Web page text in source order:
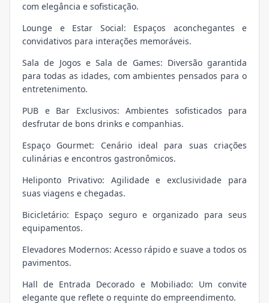
com elegância e sofisticação.
Lounge e Estar Social: Espaços aconchegantes e
convidativos para interações memoráveis.
Sala de Jogos e Sala de Games: Diversão garantida
para todas as idades, com ambientes pensados para o
entretenimento.
PUB e Bar Exclusivos: Ambientes sofisticados para
desfrutar de bons drinks e companhias.
Espaço Gourmet: Cenário ideal para suas criações
culinárias e encontros gastronômicos.
Heliponto Privativo: Agilidade e exclusividade para
suas viagens e chegadas.
Bicicletário: Espaço seguro e organizado para seus
equipamentos.
Elevadores Modernos: Acesso rápido e suave a todos os
pavimentos.
Hall de Entrada Decorado e Mobiliado: Um convite
elegante que reflete o requinte do empreendimento.